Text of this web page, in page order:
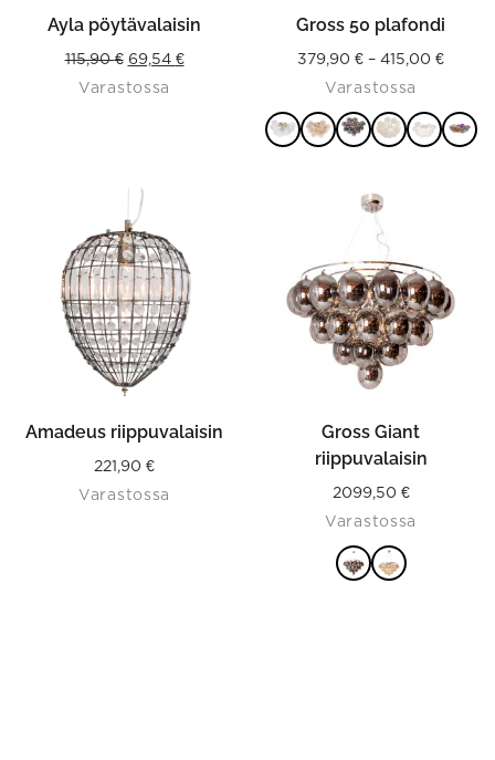
Ayla pöytävalaisin
115,90€ Original
price
69,54 €Current
Varastossa
VAIHTOEHDOISTA
product
page
Gross 50 plafondi
379,90 € – 415,00 €Price
Varastossa
Amadeus riippuvalaisin
221,90 €
Varastossa
VALITSE
This
product
has
multiple
variants.
The
options
may
be
chosen
on
product
page
Gross Giant
riippuvalaisin
2099,50 €
Varastossa